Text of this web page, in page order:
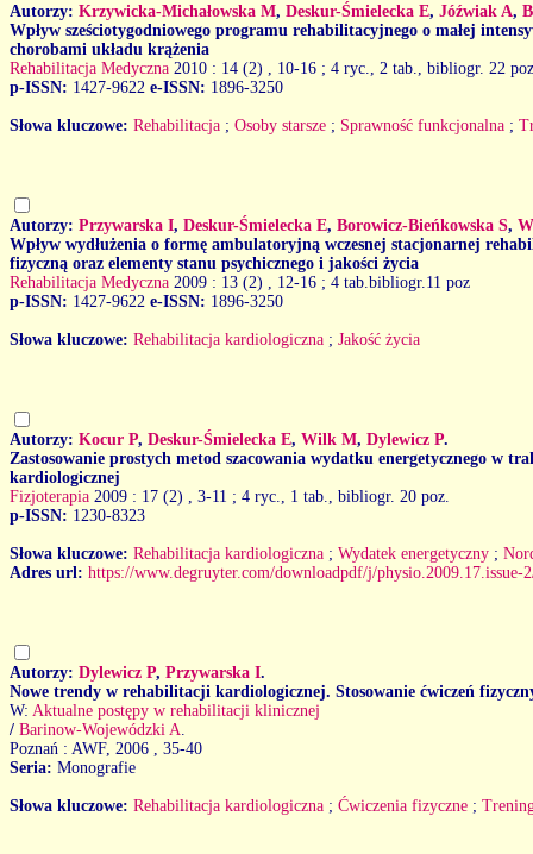
Autorzy: Krzywicka-Michałowska M, Deskur-Śmielecka E, Jóźwiak A,
Wpływ sześciotygodniowego programu rehabilitacyjnego o małej
chorobami układu krążenia
Rehabilitacja Medyczna 2010 : 14 (2)
, 10-16 ; 4 ryc., 2 tab., bibliogr. 22
p-ISSN: 1427-9622 e-ISSN: 1896-3250
Słowa kluczowe: Rehabilitacja ; Osoby starsze ; Sprawność funkcjonalna ;
Autorzy: Przywarska I, Deskur-Śmielecka E, Borowicz-Bieńkowska S,
Wpływ wydłużenia o formę ambulatoryjną wczesnej stacjonarnej
fizyczną oraz elementy stanu psychicznego i jakości życia
Rehabilitacja Medyczna 2009 : 13 (2)
, 12-16 ; 4 tab.bibliogr.11 poz
p-ISSN: 1427-9622 e-ISSN: 1896-3250
Słowa kluczowe: Rehabilitacja kardiologiczna ; Jakość życia
Autorzy: Kocur P, Deskur-Śmielecka E, Wilk M, Dylewicz P.
Zastosowanie prostych metod szacowania wydatku energetycznego w
kardiologicznej
Fizjoterapia 2009 : 17 (2)
, 3-11 ; 4 ryc., 1 tab., bibliogr. 20 poz.
p-ISSN: 1230-8323
Słowa kluczowe: Rehabilitacja kardiologiczna ; Wydatek energetyczny ;
Adres url: https://www.degruyter.com/downloadpdf/j/
Autorzy: Dylewicz P, Przywarska I.
Nowe trendy w rehabilitacji kardiologicznej. Stosowanie ćwiczeń
W: Aktualne postępy w rehabilitacji klinicznej
/ Barinow-Wojewódzki A
Poznań : AWF, 2006
, 35-40
Seria: Monografie
Słowa kluczowe: Rehabilitacja kardiologiczna ; Ćwiczenia fizyczne ;